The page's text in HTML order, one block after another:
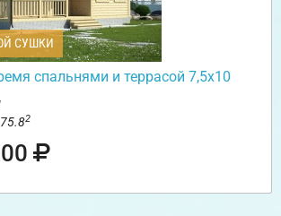
СУШКИ
спальнями и террасой 7,5х10
2